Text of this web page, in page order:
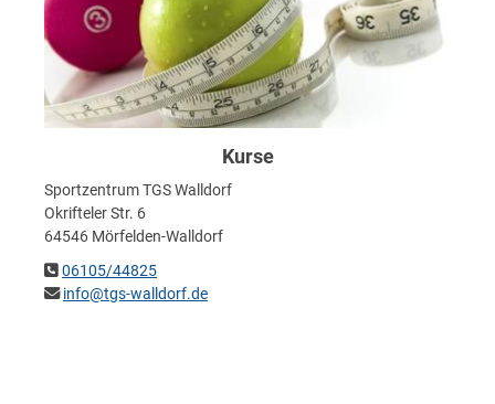
Kurse
Sportzentrum TGS Walldorf
Okrifteler Str. 6
64546 Mörfelden-Walldorf
06105/44825
info@tgs-walldorf.de